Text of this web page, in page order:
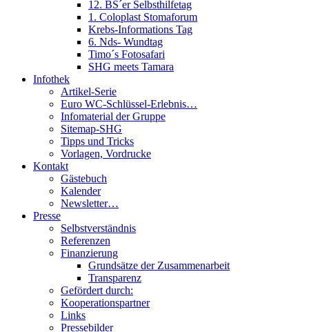
12. BS´er Selbsthilfetag
1. Coloplast Stomaforum
Krebs-Informations Tag
6. Nds- Wundtag
Timo´s Fotosafari
SHG meets Tamara
Infothek
Artikel-Serie
Euro WC-Schlüssel-Erlebnis…
Infomaterial der Gruppe
Sitemap-SHG
Tipps und Tricks
Vorlagen, Vordrucke
Kontakt
Gästebuch
Kalender
Newsletter…
Presse
Selbstverständnis
Referenzen
Finanzierung
Grundsätze der Zusammenarbeit
Transparenz
Gefördert durch:
Kooperationspartner
Links
Pressebilder